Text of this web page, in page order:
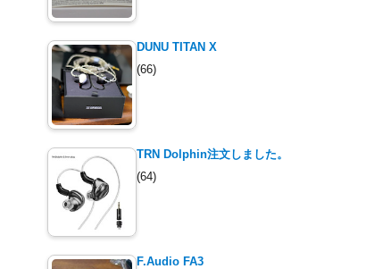
DUNU TITAN X
(66)
TRN Dolphin注文しました。
(64)
F.Audio FA3